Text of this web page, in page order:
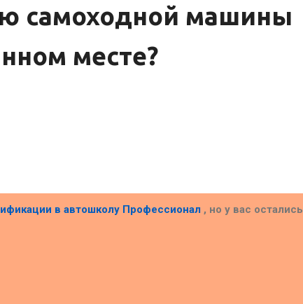
самоходной машины
месте?
в автошколу Профессионал , но у вас остались